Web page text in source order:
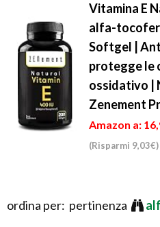
Vitamina E
alfa-
Softgel |
protegge le
ossidativo |
Zenement
Amazon a:
(Risparmi 9,03€)
ordina per: pertinenza